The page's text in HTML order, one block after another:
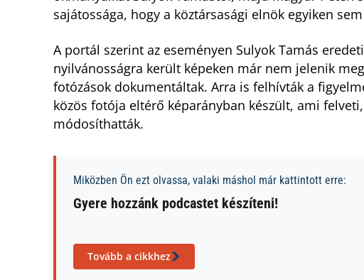
sajátossága, hogy a köztársasági elnök egyiken
A portál szerint az eseményen Sulyok Tamás
nyilvánosságra került képeken már nem jelenik
fotózások dokumentáltak. Arra is felhívták a
közös fotója eltérő képarányban készült, ami
módosíthatták.
Miközben Ön ezt olvassa, valaki máshol már kattintott erre:
Gyere hozzánk podcastet készíteni!
Tovább a cikkhez